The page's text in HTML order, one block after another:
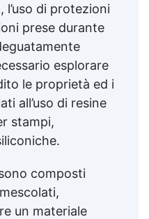
di protezioni
prese durante
esplorare
le proprietà ed i
all’uso di resine
stampi,
composti
un materiale